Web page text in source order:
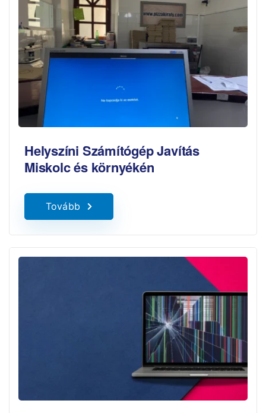
Helyszíni Számítógép Javítás
Miskolc és környékén
Tovább